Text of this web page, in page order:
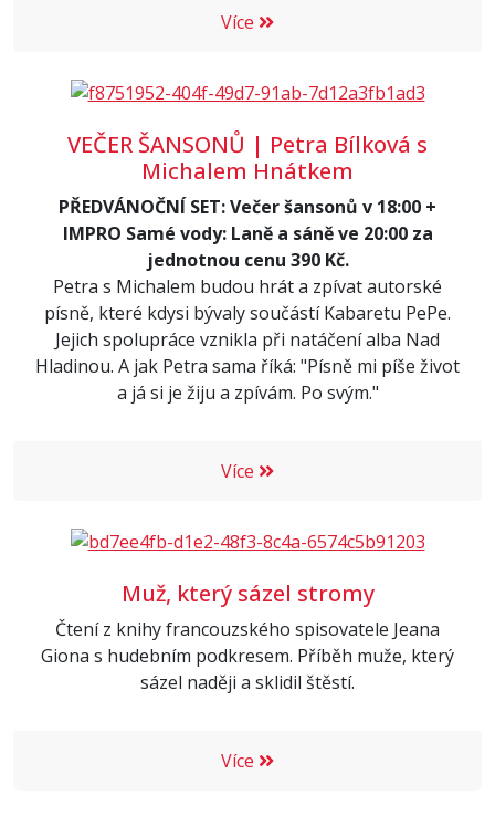
Více
VEČER ŠANSONŮ | Petra Bílková s
Michalem Hnátkem
PŘEDVÁNOČNÍ SET: Večer šansonů v 18:00 +
IMPRO Samé vody: Laně a sáně ve 20:00 za
jednotnou cenu 390 Kč.
Petra s Michalem budou hrát a zpívat autorské
písně, které kdysi bývaly součástí Kabaretu PePe.
Jejich spolupráce vznikla při natáčení alba Nad
Hladinou. A jak Petra sama říká: "Písně mi píše život
a já si je žiju a zpívám. Po svým."
Více
Muž, který sázel stromy
Čtení z knihy francouzského spisovatele Jeana
Giona s hudebním podkresem. Příběh muže, který
sázel naději a sklidil štěstí.
Více